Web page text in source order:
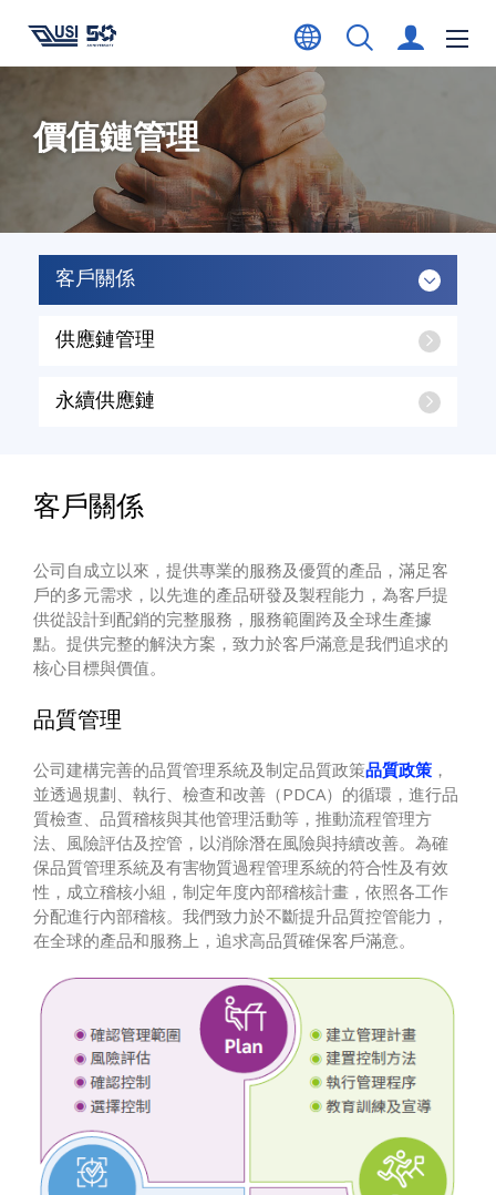
價值鏈管理
客戶關係
供應鏈管理
永續供應鏈
客戶關係
公司自成立以來，提供專業的服務及優質的產品，滿足客
戶的多元需求，以先進的產品研發及製程能力，為客戶提
供從設計到配銷的完整服務，服務範圍跨及全球生產據
點。提供完整的解決方案，致力於客戶滿意是我們追求的
核心目標與價值。
品質管理
公司建構完善的品質管理系統及制定品質政策品質政策 ，
並透過規劃、執行、檢查和改善（PDCA）的循環，進行品
質檢查、品質稽核與其他管理活動等，推動流程管理方
法、風險評估及控管，以消除潛在風險與持續改善。為確
保品質管理系統及有害物質過程管理系統的符合性及有效
性，成立稽核小組，制定年度內部稽核計畫，依照各工作
分配進行內部稽核。我們致力於不斷提升品質控管能力，
在全球的產品和服務上，追求高品質確保客戶滿意。